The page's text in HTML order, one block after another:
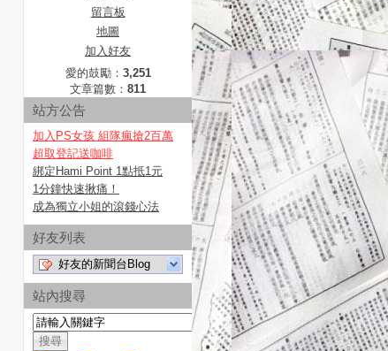
留言板
地圖
加入好友
愛的鼓勵： 3,251
文章篇數： 811
站方公告
加入PS女孩 組隊瘋搶2百萬
超取登記送咖啡
綁定Hami Point 1點抵1元
1分鐘快速揪痛！
成為獨立小姐的滾錢心法
好友列表
好友的新聞台Blog
站內搜尋